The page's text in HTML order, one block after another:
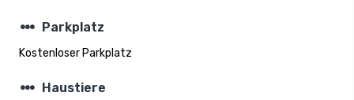
steppers Parkplatz
Kostenloser Parkplatz
steppers Haustiere